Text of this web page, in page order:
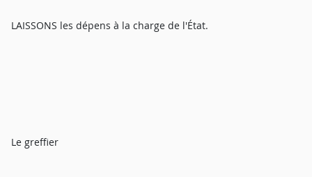
LAISSONS les dépens à la charge de l'État.
Le greffier